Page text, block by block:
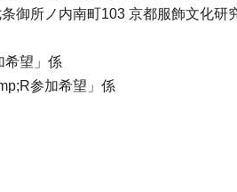
御所ノ内南町103 京都服飾文化研
希望」係
参加希望」係